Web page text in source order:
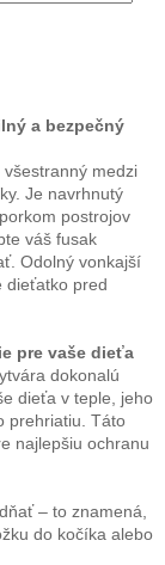
a bezpečný
všestranný medzi
Je navrhnutý
postrojov
váš fusak
Odolný vonkajší
dieťatko pred
pre vaše dieťa
dokonalú
dieťa v teple, jeho
prehriatiu. Táto
najlepšiu ochranu
– to znamená,
do kočíka alebo